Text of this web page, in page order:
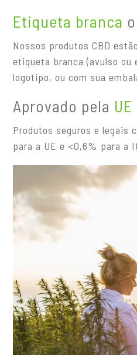
Etiqueta branca
Nossos produtos CBD
etiqueta branca (avulso ou
logotipo, ou com sua
Aprovado pela UE
Produtos seguros e legais
para a UE e <0,6% para a